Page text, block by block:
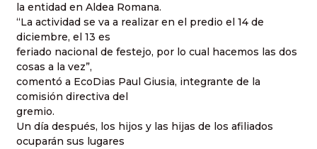
la entidad en Aldea Romana.
“La actividad se va a realizar en el predio el 14 de
diciembre, el 13 es
feriado nacional de festejo, por lo cual hacemos las dos
cosas a la vez”,
comentó a EcoDias Paul Giusia, integrante de la
comisión directiva del
gremio.
Un día después, los hijos y las hijas de los afiliados
ocuparán sus lugares